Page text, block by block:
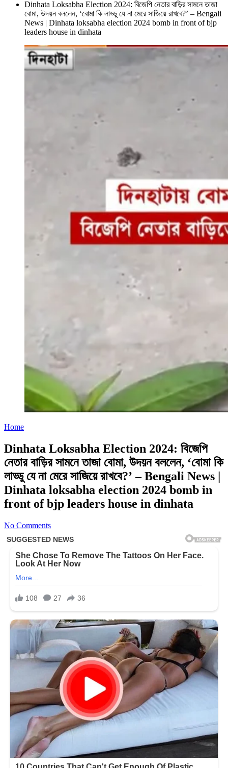
Dinhata Loksabha Election 2024: বিজেপি নেতার বাড়ির সামনে তাজা
বোমা, উদয়ন বললেন, ‘বোমা কি লাড্ডু যে না মেরে সাজিয়ে রাখবে?’ – Bengali
News | Dinhata loksabha election 2024 bomb in front of bjp
leaders house in dinhata
Home
Dinhata Loksabha Election 2024: বিজেপি
নেতার বাড়ির সামনে তাজা বোমা, উদয়ন বললেন, ‘বোমা কি
লাড্ডু যে না মেরে সাজিয়ে রাখবে?’ – Bengali News |
Dinhata loksabha election 2024 bomb in
front of bjp leaders house in dinhata
No Comments